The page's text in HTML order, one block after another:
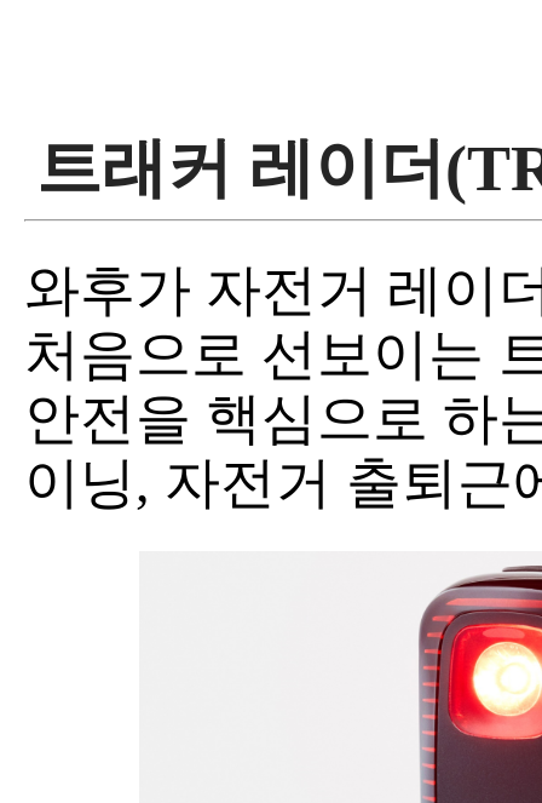
트래커 레이더
와후가 자전거 레이
처음으로 선보이는
안전을 핵심으로 하
이닝, 자전거 출퇴근